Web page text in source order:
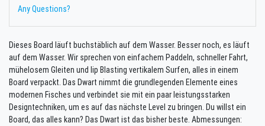
Any Questions?
Dieses Board läuft buchstäblich auf dem Wasser. Besser noch, es läuft
auf dem Wasser. Wir sprechen von einfachem Paddeln, schneller Fahrt,
mühelosem Gleiten und lip Blasting vertikalem Surfen, alles in einem
Board verpackt. Das Dwart nimmt die grundlegenden Elemente eines
modernen Fisches und verbindet sie mit ein paar leistungsstarken
Designtechniken, um es auf das nächste Level zu bringen. Du willst ein
Board, das alles kann? Das Dwart ist das bisher beste. Abmessungen: